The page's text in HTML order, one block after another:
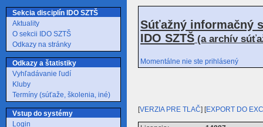
Sekcia disciplín IDO SZTŠ
Aktuality
O sekcii IDO SZTŠ
Odkazy na stránky
Odkazy a štatistiky
Vyhľadávanie ľudí
Kluby
Termíny (súťaže, školenia, iné)
Vstup do systémy
Login
Súťažný informačný
IDO SZTŠ (a archív
Momentálne nie ste prihlásený
[VERZIA PRE TLAČ] [EXPORT DO